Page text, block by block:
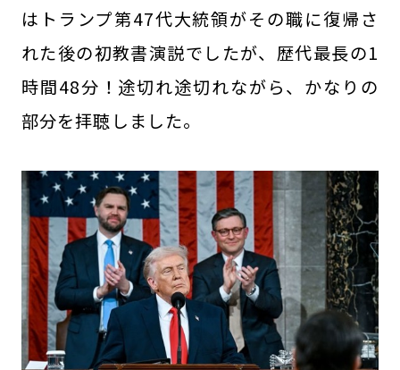
はトランプ第47代大統領がその職に復帰さ
れた後の初教書演説でしたが、歴代最長の1
時間48分！途切れ途切れながら、かなりの
部分を拝聴しました。